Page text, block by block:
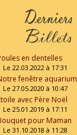
en dentelles
Le 22.03.2022 à 17:31
fenêtre aquarium
Le 27.05.2020 à 10:47
avec Père Noël
Le 25.01.2019 à 17:11
pour Maman
Le 31.10.2018 à 11:28